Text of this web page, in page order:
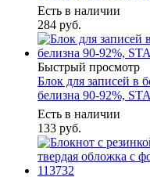
Есть в наличии
284 руб.
Быстрый просмотр
Блок для записей в
белизна 90-92%,
Есть в наличии
133 руб.